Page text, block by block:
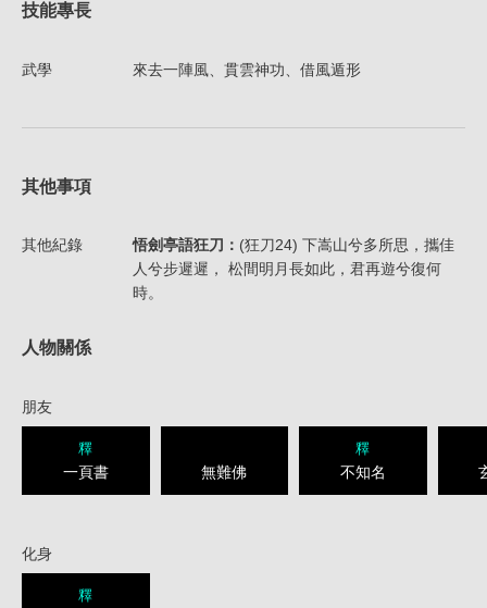
技能專長
武學 來去一陣風、貫雲神功、借風遁形
其他事項
其他紀錄 悟劍亭語狂刀： (狂刀24) 下嵩山兮多所思，攜佳
人兮步遲遲， 松間明月長如此，君再遊兮復何
時。
人物關係
朋友
釋
一頁書 無難佛
釋
不知名
化身
釋